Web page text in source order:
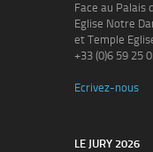
Face au Palais
Eglise Notre
et Temple
+33 (0)6 59 25
Ecrivez-nous
LE JURY 2026